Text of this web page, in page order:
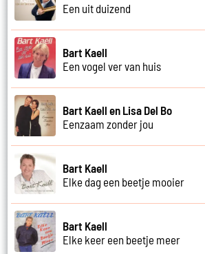
Een uit duizend
Bart Kaell
Een vogel ver van huis
Bart Kaell en Lisa Del Bo
Eenzaam zonder jou
Bart Kaell
Elke dag een beetje mooier
Bart Kaell
Elke keer een beetje meer